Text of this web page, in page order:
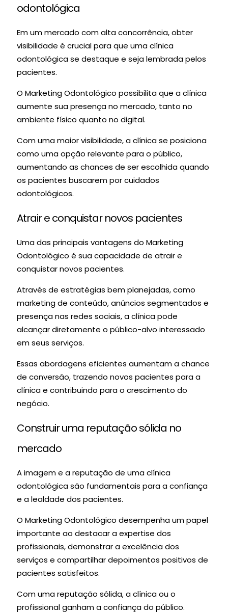
odontológica
Em um mercado com alta concorrência, obter
visibilidade é crucial para que uma clínica
odontológica se destaque e seja lembrada pelos
pacientes.
O Marketing Odontológico possibilita que a clínica
aumente sua presença no mercado, tanto no
ambiente físico quanto no digital.
Com uma maior visibilidade, a clínica se posiciona
como uma opção relevante para o público,
aumentando as chances de ser escolhida quando
os pacientes buscarem por cuidados
odontológicos.
Atrair e conquistar novos pacientes
Uma das principais vantagens do Marketing
Odontológico é sua capacidade de atrair e
conquistar novos pacientes.
Através de estratégias bem planejadas, como
marketing de conteúdo, anúncios segmentados e
presença nas redes sociais, a clínica pode
alcançar diretamente o público-alvo interessado
em seus serviços.
Essas abordagens eficientes aumentam a chance
de conversão, trazendo novos pacientes para a
clínica e contribuindo para o crescimento do
negócio.
Construir uma reputação sólida no
mercado
A imagem e a reputação de uma clínica
odontológica são fundamentais para a confiança
e a lealdade dos pacientes.
O Marketing Odontológico desempenha um papel
importante ao destacar a expertise dos
profissionais, demonstrar a excelência dos
serviços e compartilhar depoimentos positivos de
pacientes satisfeitos.
Com uma reputação sólida, a clínica ou o
profissional ganham a confiança do público.